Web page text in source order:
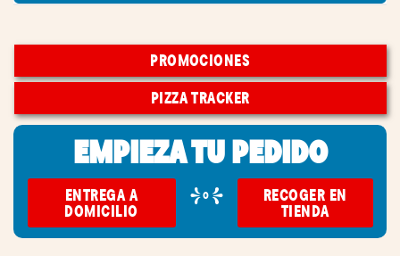
PROMOCIONES
PIZZA TRACKER
EMPIEZA TU PEDIDO
ENTREGA A
DOMICILIO
o RECOGER EN
TIENDA